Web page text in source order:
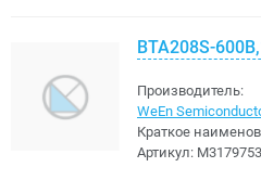
BTA208S-
Производитель:
WeEn
Краткое
Артикул: M3179753